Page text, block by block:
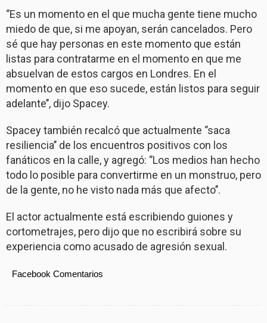
‘’Es un momento en el que mucha gente tiene mucho
miedo de que, si me apoyan, serán cancelados. Pero
sé que hay personas en este momento que están
listas para contratarme en el momento en que me
absuelvan de estos cargos en Londres. En el
momento en que eso sucede, están listos para seguir
adelante’’, dijo Spacey.
Spacey también recalcó que actualmente ‘’saca
resiliencia’’ de los encuentros positivos con los
fanáticos en la calle, y agregó: ‘’Los medios han hecho
todo lo posible para convertirme en un monstruo, pero
de la gente, no he visto nada más que afecto’’.
El actor actualmente está escribiendo guiones y
cortometrajes, pero dijo que no escribirá sobre su
experiencia como acusado de agresión sexual.
Facebook Comentarios